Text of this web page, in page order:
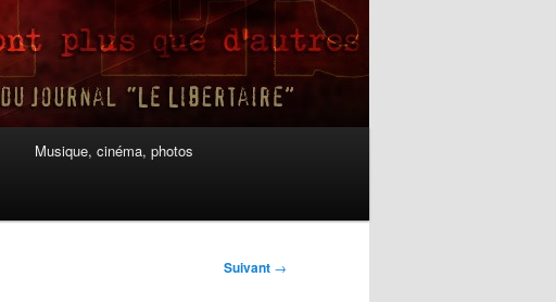
Musique, cinéma, photos
Suivant →